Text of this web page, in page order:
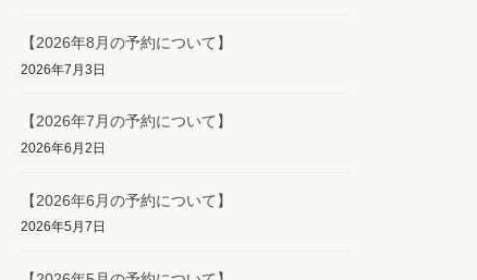
【2026年8月の予約について】
2026年7月3日
【2026年7月の予約について】
2026年6月2日
【2026年6月の予約について】
2026年5月7日